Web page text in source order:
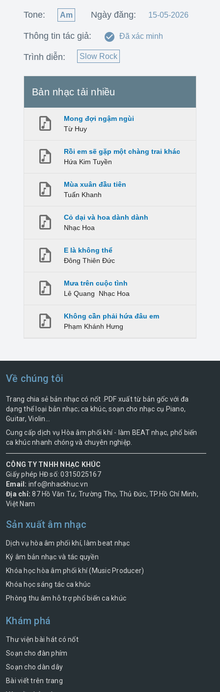
Tone: Am Ngày đăng: 15-05-2026
Thông tin tác giả: Đã xác minh
Trình diễn: Slow Rock
Bản nhạc tải nhiều
Mong đợi ngậm ngùi
Từ Huy
Rồi em sẽ gặp một chàng trai khác
Hứa Kim Tuyền
Mùa xuân đầu tiên
Tuấn Khanh
Cỏ dại và hoa dành dành
Nhạc Hoa
E là không thể
Đông Thiên Đức
Mưa trên cuộc tình
Lê Quang
Nhạc Hoa
Không cần phải hứa đâu em
Phạm Khánh Hưng
Về chúng tôi
Trang chia sẻ bản nhạc có nốt .PDF xuất từ bản gốc với đa
dạng thể loại bản nhạc; ca khúc, soạn cho nhạc cụ Piano,
Guitar, Violin...
Cung cấp dịch vụ Hòa âm phối khí - làm BEAT nhạc, phổ biến
ca khúc nhanh chóng và chuyên nghiệp.
CÔNG TY TNHH NHẠC KHÚC
Giấy phép HĐ số: 0315025167
Email: info@nhackhuc.vn
Địa chỉ: 87 Hồ Văn Tư, Trường Thọ, Thủ Đức, TP.Hồ Chí Minh,
Việt Nam
Sản xuất âm nhạc
Dịch vụ hòa âm phối khí, làm beat nhạc
Ký âm bản nhạc và tác quyền
Khóa học hòa âm phối khí (Music Producer)
Khóa học sáng tác ca khúc
Phòng thu âm hỗ trợ phổ biến ca khúc
Khám phá
Thư viện bài hát có nốt
Soạn cho đàn phím
Soạn cho dàn dây
Bài viết trên trang